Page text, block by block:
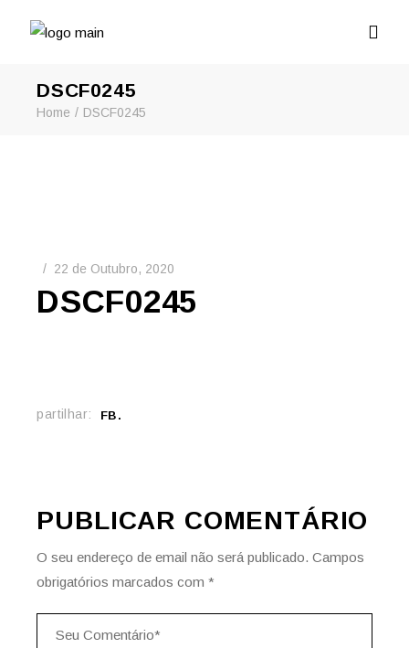
DSCF0245
Home DSCF0245
22 de Outubro, 2020
DSCF0245
partilhar: FB
PUBLICAR COMENTÁRIO
O seu endereço de email não será publicado. Campos
obrigatórios marcados com*